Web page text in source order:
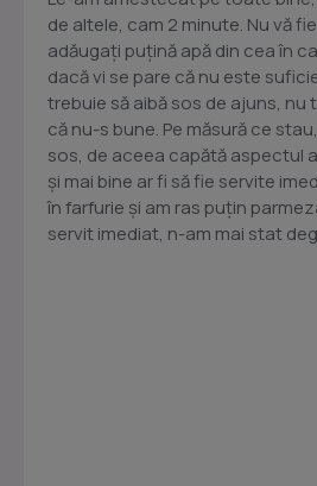
de altele, cam 2 minute. Nu vă
adăugați puțină apă din cea în
dacă vi se pare că nu este
trebuie să aibă sos de ajuns, nu
că nu-s bune. Pe măsură ce
sos, de aceea capătă aspectul
și mai bine ar fi să fie servite
în farfurie și am ras puțin
servit imediat, n-am mai stat